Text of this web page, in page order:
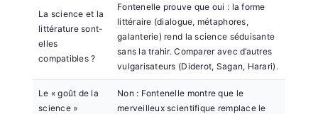
La science et la
littérature sont-
elles
compatibles ?
Fontenelle prouve que oui : la forme
littéraire (dialogue, métaphores,
galanterie) rend la science séduisante
sans la trahir. Comparer avec d’autres
vulgarisateurs (Diderot, Sagan, Harari).
Le « goût de la
science »
Non : Fontenelle montre que le
merveilleux scientifique remplace le